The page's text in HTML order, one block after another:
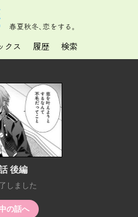
春夏秋冬、恋をする。
クス 履歴 検索
後編
しました
の話へ